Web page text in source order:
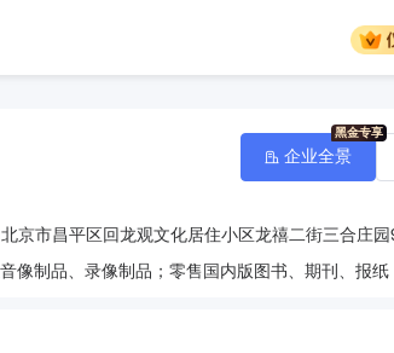
北京市昌平区回龙观文化居住小区龙禧二街三合庄
企业全景